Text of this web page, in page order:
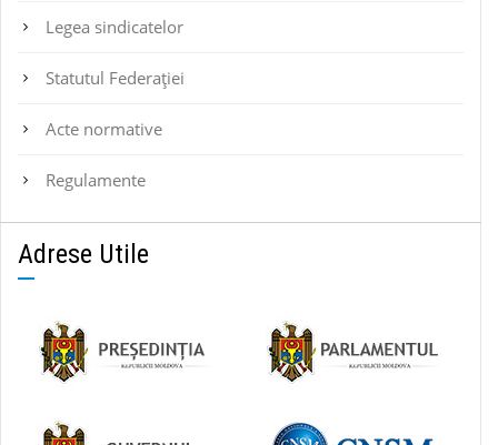
Legea sindicatelor
Statutul Federaţiei
Acte normative
Regulamente
Adrese Utile